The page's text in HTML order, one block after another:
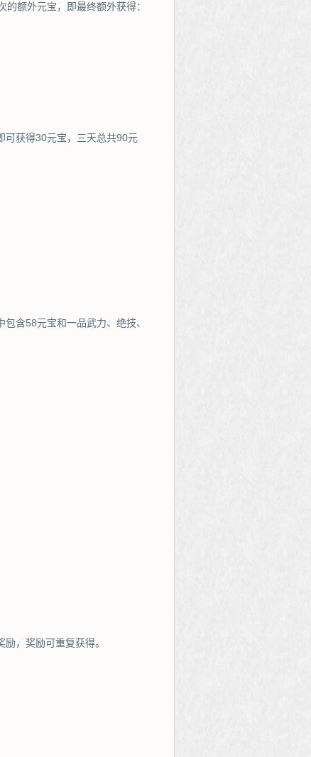
额外元宝，即最终额外获得：
可获得30元宝，三天总共90元
含58元宝和一品武力、绝技、
，奖励可重复获得。